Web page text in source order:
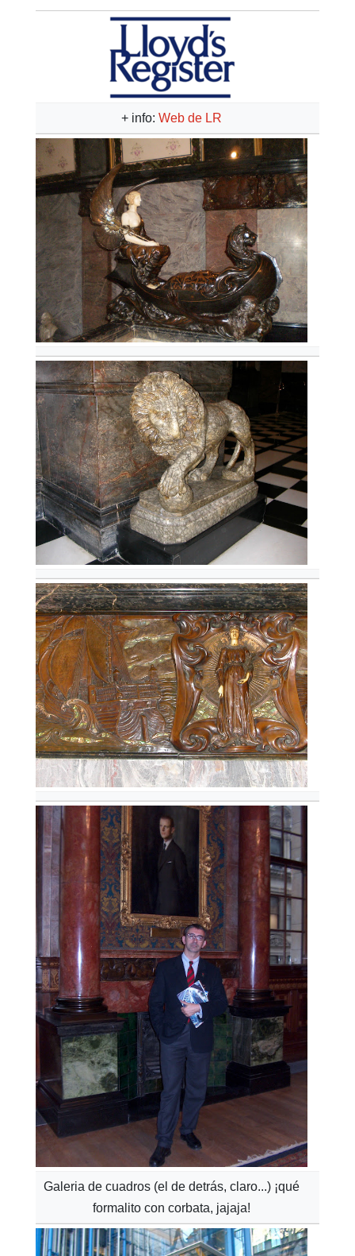
+ info: Web de LR
Galeria de cuadros (el de detrás, claro...) ¡qué
formalito con corbata, jajaja!